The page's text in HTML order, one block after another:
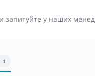
запитуйте у наших
1